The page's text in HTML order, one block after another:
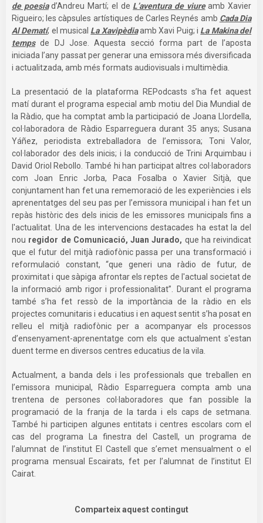
de poesiad’Andreu Martí; el de L’aventura de viureamb Xavier
Rigueiro; les càpsules artístiques de Carles Reynés amb Cada Dia
Al Dematí; el musical La Xavipèdiaamb Xavi Puig; i La Makina del
tempsde DJ Jose. Aquesta secció forma part de l’aposta
iniciada l’any passat per generar una emissora més diversificada
i actualitzada, amb més formats audiovisuals i multimèdia.
La presentació de la plataforma REPodcasts s’ha fet aquest
matí durant el programa especial amb motiu del Dia Mundial de
la Ràdio, que ha comptat amb la participació de Joana Llordella,
col·laboradora de Ràdio Esparreguera durant 35 anys; Susana
Yáñez, periodista extreballadora de l’emissora; Toni Valor,
col·laborador des dels inicis; i la conducció de Trini Arquimbau i
David Oriol Rebollo. També hi han participat altres col·laboradors
com Joan Enric Jorba, Paca Fosalba o Xavier Sitjà, que
conjuntament han fet una rememoració de les experiències i els
aprenentatges del seu pas per l’emissora municipal i han fet un
repàs històric des dels inicis de les emissores municipals fins a
l'actualitat. Una de les intervencions destacades ha estat la del
nou regidor de Comunicació, Juan Jurado, que ha reivindicat
que el futur del mitjà radiofònic passa per una transformació i
reformulació constant, “que generi una ràdio de futur, de
proximitat i que sàpiga afrontar els reptes de l'actual societat de
la informació amb rigor i professionalitat”. Durant el programa
també s’ha fet ressò de la importància de la ràdio en els
projectes comunitaris i educatius i en aquest sentit s’ha posat en
relleu el mitjà radiofònic per a acompanyar els processos
d’ensenyament-aprenentatge com els que actualment s'estan
duent terme en diversos centres educatius de la vila.
Actualment, a banda dels i les professionals que treballen en
l’emissora municipal, Ràdio Esparreguera compta amb una
trentena de persones col·laboradores que fan possible la
programació de la franja de la tarda i els caps de setmana.
També hi participen algunes entitats i centres escolars com el
cas del programa La finestra del Castell, un programa de
l’alumnat de l’institut El Castell que s’emet mensualment o el
programa mensual Escairats, fet per l’alumnat de l’institut El
Cairat.
Comparteix aquest contingut